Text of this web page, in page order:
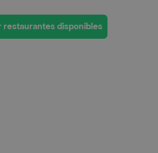
restaurantes disponibles